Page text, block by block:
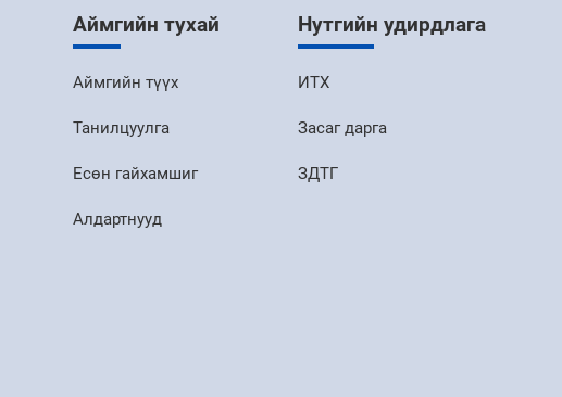
Аймгийн тухай
Аймгийн түүх
Танилцуулга
Есөн гайхамшиг
Алдартнууд
Нутгийн удирдлага
ИТХ
Засаг дарга
ЗДТГ